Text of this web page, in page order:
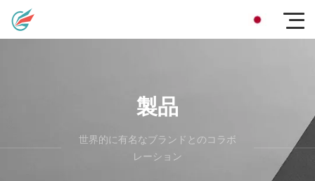
製品
世界的に有名なブランドとのコラボ
レーション